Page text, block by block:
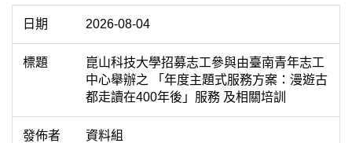
2026-08-04
崑山科技大學招募志工參與由臺南青年志工
中心舉辦之 「年度主題式服務方案：漫遊古
都走讀在400年後」服務 及相關培訓
資料組